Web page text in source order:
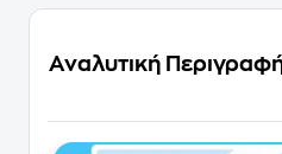
Αναλυτική